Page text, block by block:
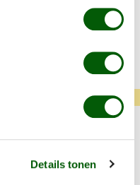
Details tonen
onze andere